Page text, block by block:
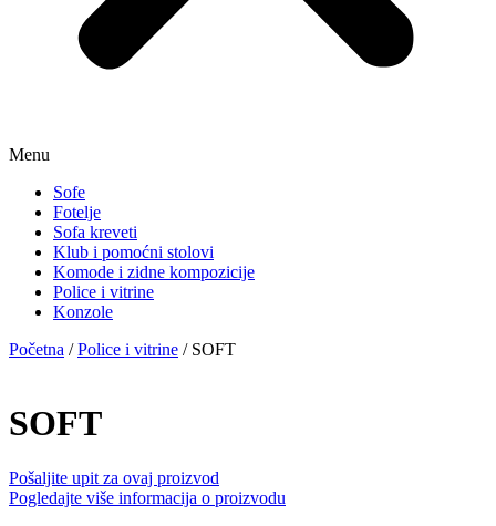
Menu
Sofe
Fotelje
Sofa kreveti
Klub i pomoćni stolovi
Komode i zidne kompozicije
Police i vitrine
Konzole
Početna /Police i vitrine / SOFT
SOFT
Pošaljite upit za ovaj proizvod
Pogledajte više informacija o proizvodu